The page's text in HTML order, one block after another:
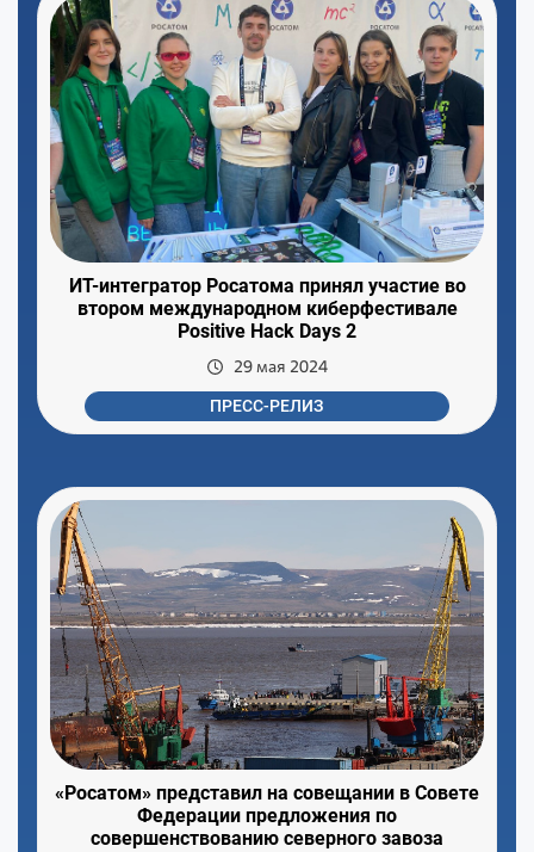
ИТ-интегратор Росатома принял участие во
втором международном киберфестивале
Positive Hack Days 2
29 мая 2024
ПРЕСС-РЕЛИЗ
«Росатом» представил на совещании в Совете
Федерации предложения по
совершенствованию северного завоза